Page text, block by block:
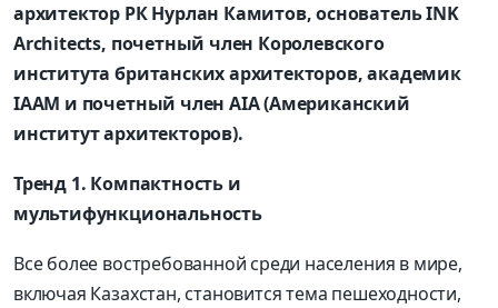
архитектор РК Нурлан Камитов, основатель INK
Architects, почетный член Королевского
института британских архитекторов, академик
IAAM и почетный член AIA (Американский
институт архитекторов).
Тренд 1. Компактность и
мультифункциональность
Все более востребованной среди населения в мире,
включая Казахстан, становится тема пешеходности,